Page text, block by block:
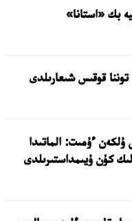
بك «استانا»
ۇلكەن ءۇمىت: الماتىدا
كۇن ۇيىمداستىرىلدى